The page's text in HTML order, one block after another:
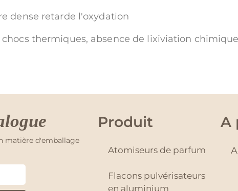
dense retarde l'oxydation
chocs thermiques, absence de lixiviation chimique
matière d'emballage
Produit
Atomiseurs de parfum
Flacons pulvérisateurs
en aluminium
A